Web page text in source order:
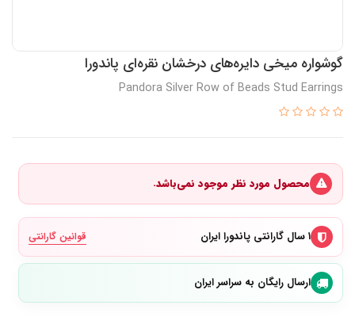
گوشواره میخی دایره‌های درخشان نقره‌ای پاندورا
Pandora Silver Row of Beads Stud Earrings
محصول مورد نظر موجود نمی‌باشد.
۱ سال گارانتی پاندورا ایران قوانین گارانتی
ارسال رایگان به سراسر ایران